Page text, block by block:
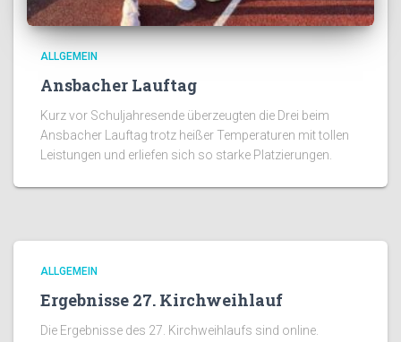
ALLGEMEIN
Ansbacher Lauftag
Kurz vor Schuljahresende überzeugten die Drei beim
Ansbacher Lauftag trotz heißer Temperaturen mit tollen
Leistungen und erliefen sich so starke Platzierungen.
ALLGEMEIN
Ergebnisse 27. Kirchweihlauf
Die Ergebnisse des 27. Kirchweihlaufs sind online.